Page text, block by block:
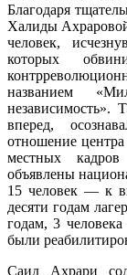
Благодаря
Халиды
человек,
которых
названием
независимость».
вперед,
отношение
местных
объявлены
15 человек — к
десяти годам
годам, 3
были
Саид Ахрари